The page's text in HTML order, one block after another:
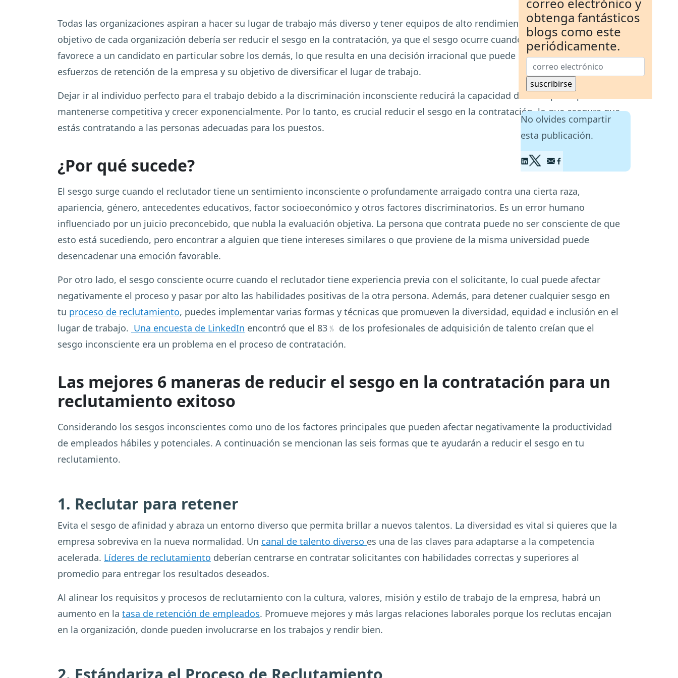
Todas las organizaciones aspiran a hacer su lugar de trabajo más diverso y tener equipos de alto rendimiento. Por lo tanto, el
objetivo de cada organización debería ser reducir el sesgo en la contratación, ya que el sesgo ocurre cuando el reclutador principal
favorece a un candidato en particular sobre los demás, lo que resulta en una decisión irracional que puede comprometer los
esfuerzos de retención de la empresa y su objetivo de diversificar el lugar de trabajo.
Dejar ir al individuo perfecto para el trabajo debido a la discriminación inconsciente reducirá la capacidad de la empresa para
mantenerse competitiva y crecer exponencialmente. Por lo tanto, es crucial reducir el sesgo en la contratación, lo que asegura que
estás contratando a las personas adecuadas para los puestos.
¿Por qué sucede?
El sesgo surge cuando el reclutador tiene un sentimiento inconsciente o profundamente arraigado contra una cierta raza,
apariencia, género, antecedentes educativos, factor socioeconómico y otros factores discriminatorios. Es un error humano
influenciado por un juicio preconcebido, que nubla la evaluación objetiva. La persona que contrata puede no ser consciente de que
esto está sucediendo, pero encontrar a alguien que tiene intereses similares o que proviene de la misma universidad puede
desencadenar una emoción favorable.
Por otro lado, el sesgo consciente ocurre cuando el reclutador tiene experiencia previa con el solicitante, lo cual puede afectar
negativamente el proceso y pasar por alto las habilidades positivas de la otra persona. Además, para detener cualquier sesgo en
tu proceso de reclutamiento, puedes implementar varias formas y técnicas que promueven la diversidad, equidad e inclusión en el
lugar de trabajo. Una encuesta de LinkedIn encontró que el 83﹪ de los profesionales de adquisición de talento creían que el
sesgo inconsciente era un problema en el proceso de contratación.
Las mejores 6 maneras de reducir el sesgo en la contratación para un
reclutamiento exitoso
Considerando los sesgos inconscientes como uno de los factores principales que pueden afectar negativamente la productividad
de empleados hábiles y potenciales. A continuación se mencionan las seis formas que te ayudarán a reducir el sesgo en tu
reclutamiento.
1. Reclutar para retener
Evita el sesgo de afinidad y abraza un entorno diverso que permita brillar a nuevos talentos. La diversidad es vital si quieres que la
empresa sobreviva en la nueva normalidad. Un canal de talento diverso es una de las claves para adaptarse a la competencia
acelerada. Líderes de reclutamiento deberían centrarse en contratar solicitantes con habilidades correctas y superiores al
promedio para entregar los resultados deseados.
Al alinear los requisitos y procesos de reclutamiento con la cultura, valores, misión y estilo de trabajo de la empresa, habrá un
aumento en la tasa de retención de empleados. Promueve mejores y más largas relaciones laborales porque los reclutas encajan
en la organización, donde pueden involucrarse en los trabajos y rendir bien.
obtenga fantásticos
blogs como este
periódicamente.
No olvides compartir
esta publicación.